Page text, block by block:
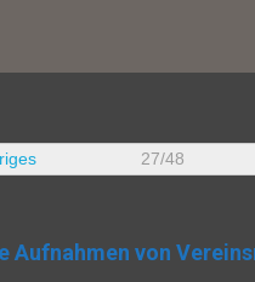
27/48
Aufnahmen von